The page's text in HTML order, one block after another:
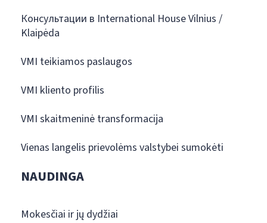
Консультации в International House Vilnius /
Klaipėda
VMI teikiamos paslaugos
VMI kliento profilis
VMI skaitmeninė transformacija
Vienas langelis prievolėms valstybei sumokėti
NAUDINGA
Mokesčiai ir jų dydžiai